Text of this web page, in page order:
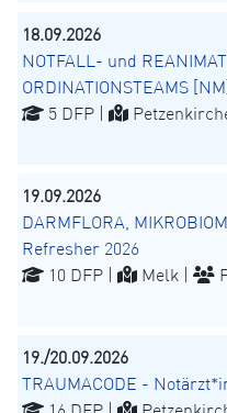
18.09.2026
NOTFALL- und
ORDINATIONSTEAMS
5 DFP |
19.09.2026
DARMFLORA,
Refresher 2026
10 DFP |
Melk |
19./20.09.2026
TRAUMACODE -